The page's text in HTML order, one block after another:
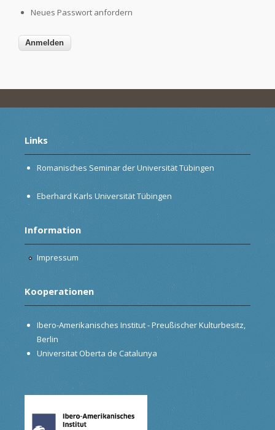
Neues Passwort anfordern
Links
Romanisches Seminar der Universität Tübingen
Eberhard Karls Universität Tübingen
Information
Impressum
Kooperationen
Ibero-Amerikanisches Institut - Preußischer Kulturbesitz,
Berlin
Universitat Oberta de Catalunya